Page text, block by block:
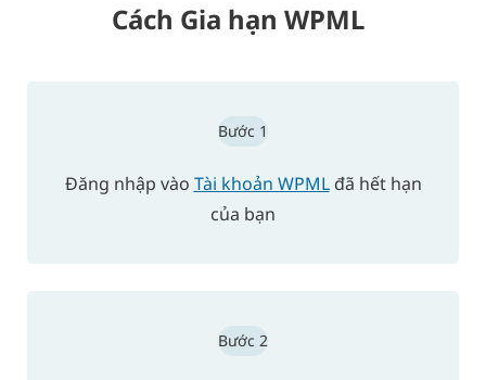
Cách Gia hạn WPML
Bước 1
Đăng nhập vào Tài khoản WPMLđã hết hạn
của bạn
Bước 2